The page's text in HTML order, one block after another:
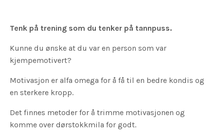
Tenk på trening som du tenker på tannpuss.
Kunne du ønske at du var en person som var
kjempemotivert?
Motivasjon er alfa omega for å få til en bedre kondis og
en sterkere kropp.
Det finnes metoder for å trimme motivasjonen og
komme over dørstokkmila for godt.